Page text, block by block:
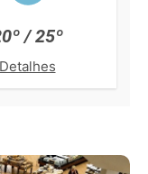
/ 25º
Detalhes